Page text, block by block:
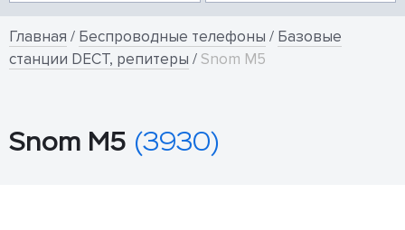
Главная / Беспроводные телефоны / Базовые
станции DECT, репитеры / Snom M5
Snom M5 (3930)